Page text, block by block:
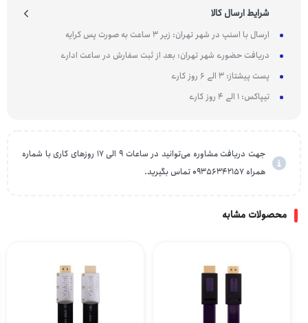
شرایط ارسال کالا
ارسال با اسنپ در شهر تهران: زیر 3 ساعت به صورت پس کرایه
دریافت حضوری شهر تهران: بعد از ثبت سفارش در ساعت اداری
پست پیشتاز: 3 الی 6 روز کاری
تیپاکس: 1 الی 4 روز کاری
جهت دریافت مشاوره می‌توانید در ساعات 9 الی 17 روزهای کاری با شماره
همراه 09356342157 تماس بگیرید.
محصولات مشابه